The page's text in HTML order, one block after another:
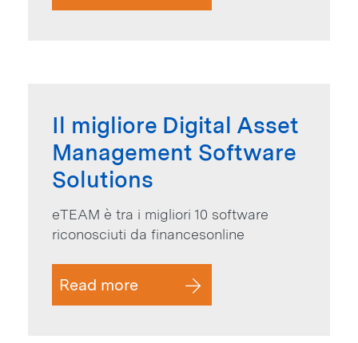
Il migliore Digital Asset
Management Software
Solutions
eTEAM è tra i migliori 10 software
riconosciuti da financesonline
Read more